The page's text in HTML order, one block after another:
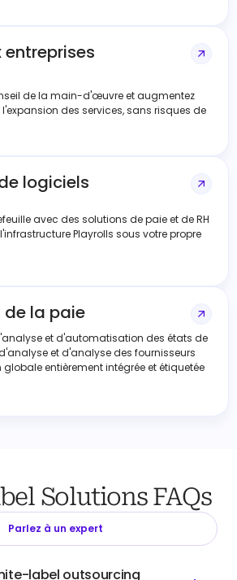
entreprises
de la main-d'œuvre et augmentez
des services, sans risques de
logiciels
avec des solutions de paie et de RH
Playrolls sous votre propre
la paie
et d'automatisation des états de
et d'analyse des fournisseurs
entièrement intégrée et étiquetée
Solutions FAQs
Parlez à un expert
label outsourcing